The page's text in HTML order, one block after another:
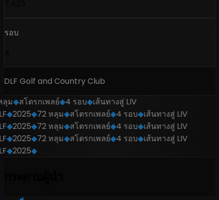
รอบ
DLF Golf and Country Club
ม◆สโตรกเพลย์◆4 รอบ◆เส้นทางสู่ LIV
◆2025◆72 หลุม◆สโตรกเพลย์◆4 รอบ◆เส้นทางสู่ LIV
◆2025◆72 หลุม◆สโตรกเพลย์◆4 รอบ◆เส้นทางสู่ LIV
◆2025◆72 หลุม◆สโตรกเพลย์◆4 รอบ◆เส้นทางสู่ LIV
◆2025◆